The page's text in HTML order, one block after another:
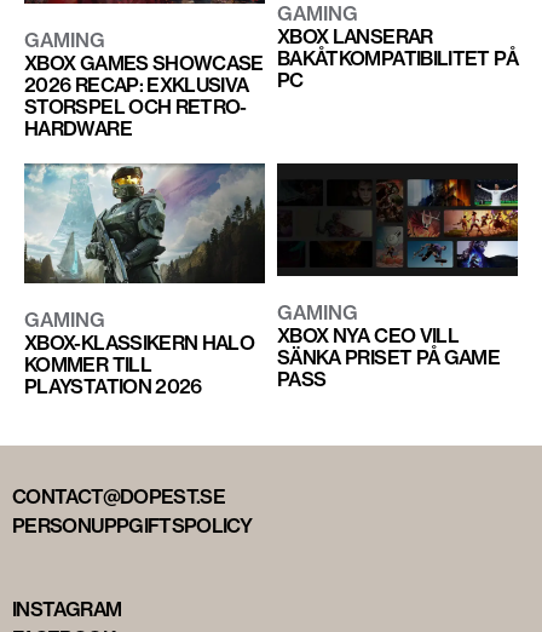
GAMING
XBOX GAMES SHOWCASE
2026 RECAP: EXKLUSIVA
STORSPEL OCH RETRO-
HARDWARE
GAMING
XBOX LANSERAR
BAKÅTKOMPATIBILITET PÅ
PC
GAMING
XBOX-KLASSIKERN HALO
KOMMER TILL
PLAYSTATION 2026
GAMING
XBOX NYA CEO VILL
SÄNKA PRISET PÅ GAME
PASS
CONTACT@DOPEST.SE
PERSONUPPGIFTSPOLICY
INSTAGRAM